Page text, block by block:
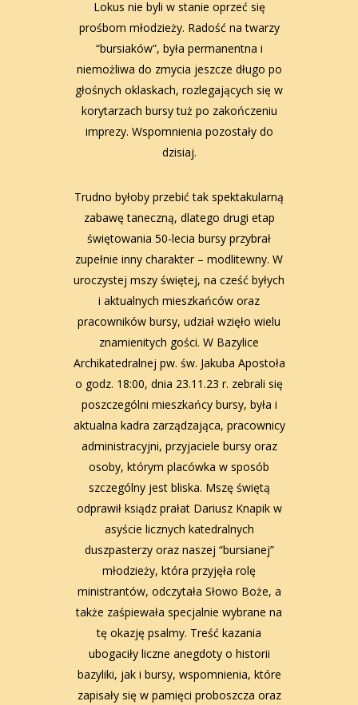
Lokus nie byli w stanie oprzeć się
prośbom młodzieży. Radość na twarzy
“bursiaków”, była permanentna i
niemożliwa do zmycia jeszcze długo po
głośnych oklaskach, rozlegających się w
korytarzach bursy tuż po zakończeniu
imprezy. Wspomnienia pozostały do
dzisiaj.
Trudno byłoby przebić tak spektakularną
zabawę taneczną, dlatego drugi etap
świętowania 50-lecia bursy przybrał
zupełnie inny charakter – modlitewny. W
uroczystej mszy świętej, na cześć byłych
i aktualnych mieszkańców oraz
pracowników bursy, udział wzięło wielu
znamienitych gości. W Bazylice
Archikatedralnej pw. św. Jakuba Apostoła
o godz. 18:00, dnia 23.11.23 r. zebrali się
poszczególni mieszkańcy bursy, była i
aktualna kadra zarządzająca, pracownicy
administracyjni, przyjaciele bursy oraz
osoby, którym placówka w sposób
szczególny jest bliska. Mszę świętą
odprawił ksiądz prałat Dariusz Knapik w
asyście licznych katedralnych
duszpasterzy oraz naszej “bursianej”
młodzieży, która przyjęła rolę
ministrantów, odczytała Słowo Boże, a
także zaśpiewała specjalnie wybrane na
tę okazję psalmy. Treść kazania
ubogaciły liczne anegdoty o historii
bazyliki, jak i bursy, wspomnienia, które
zapisały się w pamięci proboszcza oraz